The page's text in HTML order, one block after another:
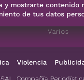
Empleos
Vehículos
Varios
Violencia
mostrarte contenido
de tus datos